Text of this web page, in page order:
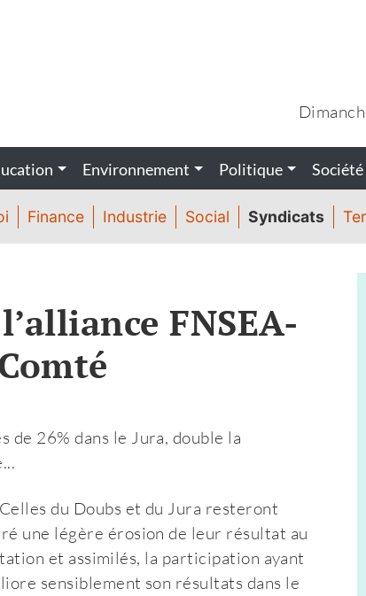
Finance Industrie Social Syndicats
Environnement Politique Société
FNSEA-
de 26% dans le Jura, double la
du Doubs et du Jura resteront
une légère érosion de leur résultat au
et assimilés, la participation ayant
sensiblement son résultats dans le